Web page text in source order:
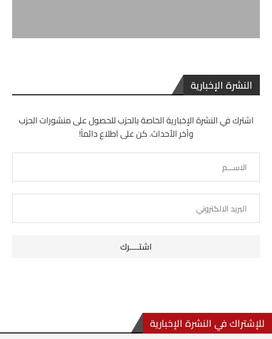
النشرة الإخبارية
اشترك في النشرة الإخبارية الخاصة بالحزب للحصول على منشورات الحزب
وآخر الأحداث. كن على اطلاع دائماً!
للإشتراك في النشرة الإخبارية